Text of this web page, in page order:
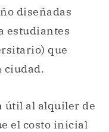
diseñadas
estudiantes
que
ciudad.
útil al alquiler de
el costo inicial